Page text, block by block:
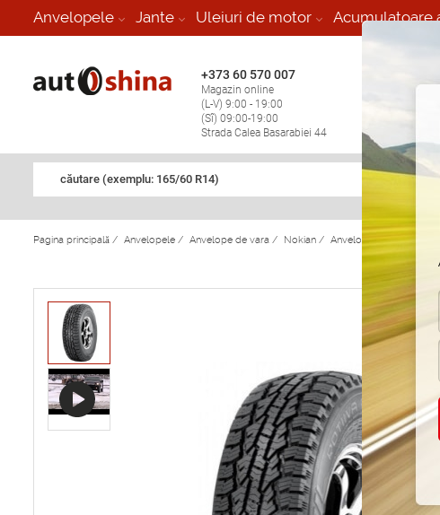
Anvelopele Jante Uleiuri de motor Acumulatoare
+373 60 570 007
Magazin online
(L-V) 9:00 - 19:00
(Sî) 09:00-19:00
Strada Calea Basarabiei 44
Vulcanizare
căutare (exemplu: 165/60 R14)
Pagina principală / Anvelopele / Anvelope de vara / Nokian / Anvelope de vara